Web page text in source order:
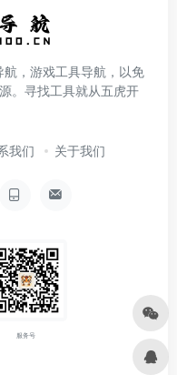
，游戏工具导航，以免
。寻找工具就从五虎开
我们 关于我们
服务号